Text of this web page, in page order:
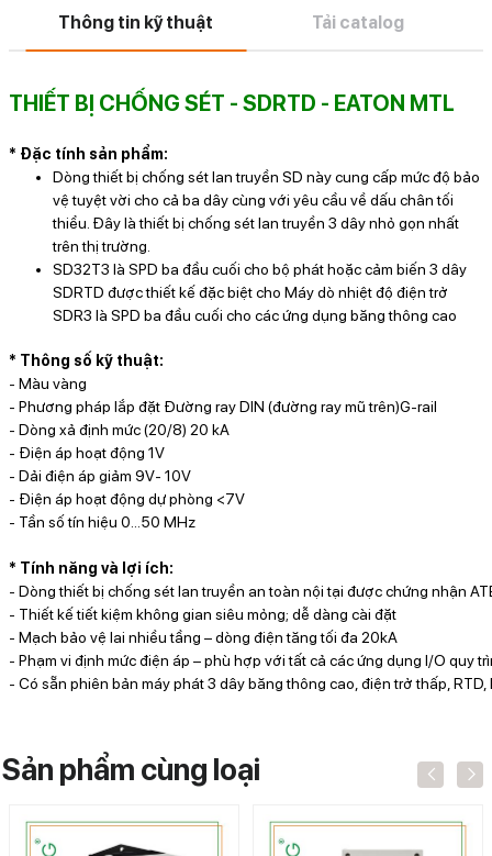
Thông tin kỹ thuật Tải catalog
THIẾT BỊ CHỐNG SÉT - SDRTD - EATON MTL
Dòng thiết bị chống sét lan truyền SD này cung cấp mức độ bảo
vệ tuyệt vời cho cả ba dây cùng với yêu cầu về dấu chân tối
thiểu. Đây là thiết bị chống sét lan truyền 3 dây nhỏ gọn nhất
trên thị trường.
SD32T3 là SPD ba đầu cuối cho bộ phát hoặc cảm biến 3 dây
SDRTD được thiết kế đặc biệt cho Máy dò nhiệt độ điện trở
SDR3 là SPD ba đầu cuối cho các ứng dụng băng thông cao
* Thông số kỹ thuật:
- Màu vàng
- Phương pháp lắp đặt Đường ray DIN (đường ray mũ trên)G-rail
- Dòng xả định mức (20/8) 20 kA
- Điện áp hoạt động 1V
- Dải điện áp giảm 9V- 10V
- Điện áp hoạt động dự phòng <7V
- Tần số tín hiệu 0...50 MHz
* Tính năng và lợi ích:
- Dòng thiết bị chống sét lan truyền an toàn nội tại được chứng nhận
- Thiết kế tiết kiệm không gian siêu mỏng; dễ dàng cài đặt
- Mạch bảo vệ lai nhiều tầng – dòng điện tăng tối đa 20kA
- Phạm vi định mức điện áp – phù hợp với tất cả các ứng dụng I/O quy
- Có sẵn phiên bản máy phát 3 dây băng thông cao, điện trở thấp, RTD,
Sản phẩm cùng loại